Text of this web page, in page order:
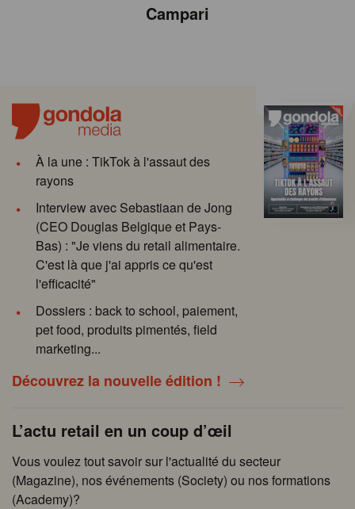
Campari
À la une : TikTok à l'assaut des
rayons
Interview avec Sebastiaan de Jong
(CEO Douglas Belgique et Pays-
Bas) : "Je viens du retail alimentaire.
C'est là que j'ai appris ce qu'est
l'efficacité"
Dossiers : back to school, paiement,
pet food, produits pimentés, field
marketing...
Découvrez la nouvelle édition !
L’actu retail en un coup d’œil
Vous voulez tout savoir sur l'actualité du secteur
(Magazine), nos événements (Society) ou nos formations
(Academy)?